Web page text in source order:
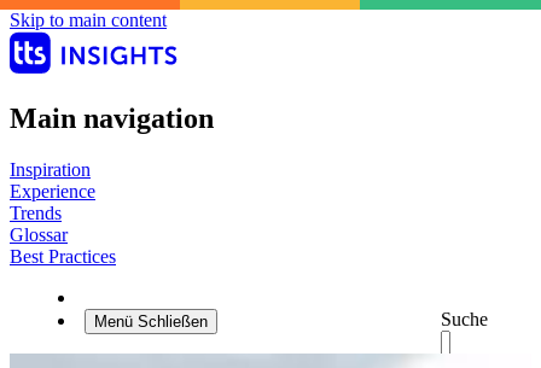
Skip to main content
Main navigation
Inspiration
Experience
Trends
Glossar
Best Practices
Suche
Menü Schließen